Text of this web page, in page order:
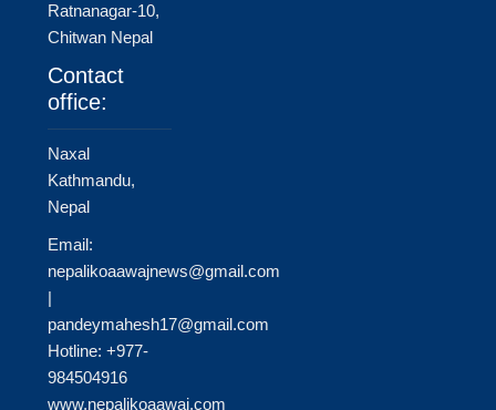
Ratnanagar-10,
Chitwan Nepal
Contact
office:
Naxal
Kathmandu,
Nepal
Email:
nepalikoaawajnews@gmail.com
|
pandeymahesh17@gmail.com
Hotline: +977-
984504916
www.nepalikoaawaj.com